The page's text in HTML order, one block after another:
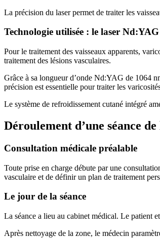
La précision du laser permet de traiter les
Technologie utilisée : le laser
Pour le traitement des vaisseaux apparents,
traitement des lésions vasculaires.
Grâce à sa longueur d’onde Nd:YAG de 1064
précision est essentielle pour traiter les
Le système de refroidissement cutané intégré
Déroulement d’une séance
Consultation médicale préalable
Toute prise en charge débute par une
vasculaire et de définir un plan de traitement
Le jour de la séance
La séance a lieu au cabinet médical. Le patient
Après nettoyage de la zone, le médecin